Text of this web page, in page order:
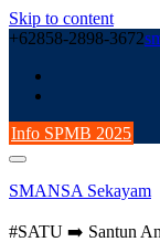
Skip to content
+62858-2898-3672
Info SPMB 2025
SMANSA Sekayam
#SATU ➡️ Santun